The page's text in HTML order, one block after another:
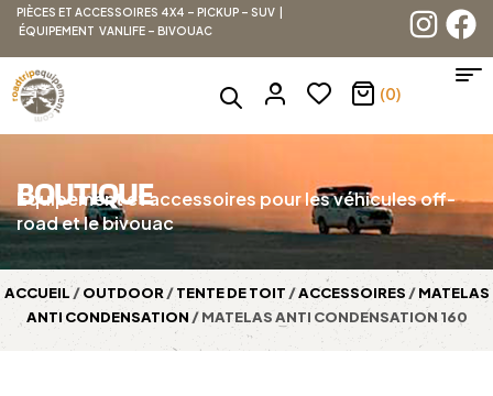
PIÈCES ET ACCESSOIRES 4X4 – PICKUP – SUV |
ÉQUIPEMENT VANLIFE – BIVOUAC
(0)
BOUTIQUE
Équipement et accessoires pour les véhicules off-
road et le bivouac
ACCUEIL/OUTDOOR /TENTE DE TOIT /ACCESSOIRES /MATELAS
ANTI CONDENSATION / MATELAS ANTI CONDENSATION 160